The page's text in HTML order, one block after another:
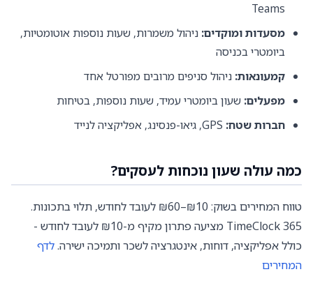
Teams
מסעדות ומוקדים: ניהול משמרות, שעות נוספות אוטומטיות,
ביומטרי בכניסה
קמעונאות: ניהול סניפים מרובים מפורטל אחד
מפעלים: שעון ביומטרי עמיד, שעות נוספות, בטיחות
חברות שטח:
כמה עולה שעון נוכחות לעסקים?
טווח המחירים בשוק: ₪10–₪60 לעובד לחודש, תלוי בתכונות.
TimeClock 365 מציעה פתרון מקיף מ-₪10 לעובד לחודש -
כולל אפליקציה, דוחות, אינטגרציה לשכר ותמיכה ישירה.לדף
המחירים